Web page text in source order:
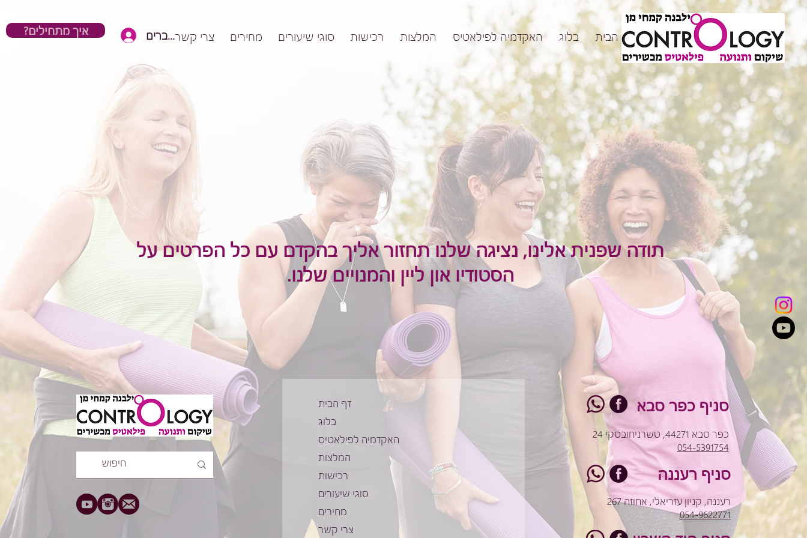
?איך מתחילים כניסת חברים דף הבית בלוג האקדמיה לפילאטיס המלצות רכישות סוגי שיעורים מחירים צרי קשר
תודה שפנית אלינו, נציגה שלנו תחזור אליך בהקדם עם כל הפרטים על
הסטודיו און ליין והמנויים שלנו.
דף הבית
בלוג
האקדמיה לפילאטיס
המלצות
רכישות
סוגי שיעורים
מחירים
צרי קשר
סניף כפר סבא
כפר סבא 44271, טשרניחובסקי 24
054-5391754
סניף רעננה
רעננה, קניון עזריאלי, אחוזה 267
054-9622771